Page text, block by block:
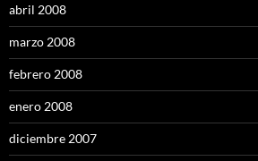
abril 2008
marzo 2008
febrero 2008
enero 2008
diciembre 2007